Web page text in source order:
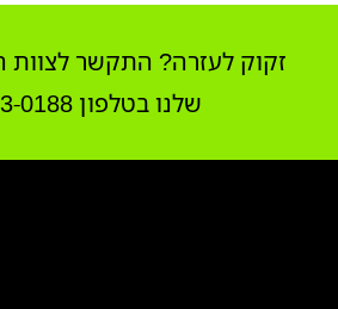
זקוק לעזרה? התקשר לצוות
שלנו בטלפון 09-373-0188